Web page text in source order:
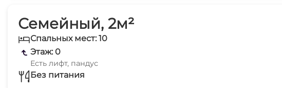
Семейный, 2м²
Спальных мест: 10
Этаж: 0
Есть лифт, пандус
Без питания